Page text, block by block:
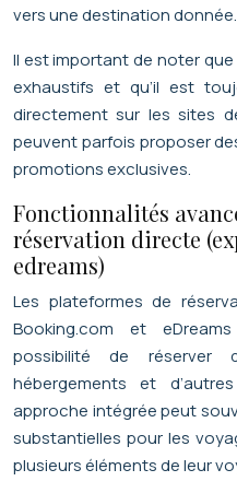
vers une destination donnée.
Il est important de noter
exhaustifs et qu’il est
directement sur les sites
peuvent parfois proposer
promotions exclusives.
Fonctionnalités
réservation directe
edreams)
Les plateformes de
Booking.com et
possibilité de
hébergements et
approche intégrée peut
substantielles pour les
plusieurs éléments de leur